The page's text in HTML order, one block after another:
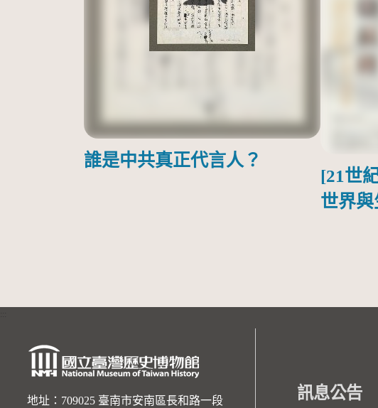
誰是中共真正代言人？
[21世
世界
地址：709025 臺南市安南區長和路一段
訊息公告